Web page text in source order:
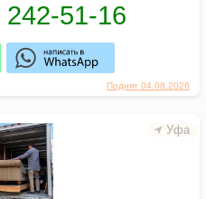
Поднят 04.08.2026
Уфа